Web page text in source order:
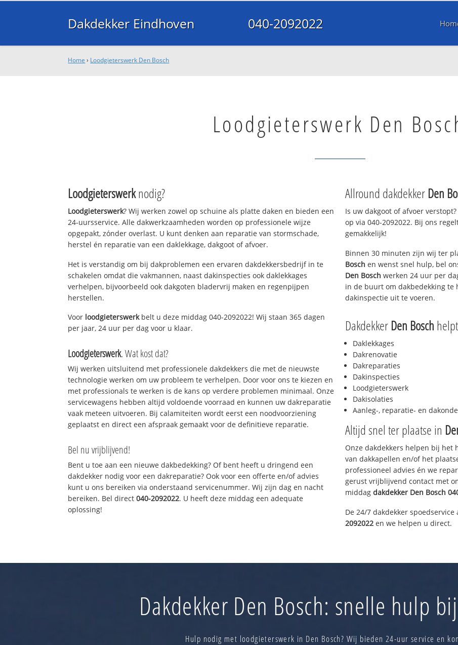
Dakdekker Eindhoven 040-2092022
Home › Loodgieterswerk Den Bosch
Loodgieterswerk Den
Loodgieterswerknodig?
Loodgieterswerk? Wij werken zowel op schuine als platte daken en bieden een
24-uursservice. Alle dakwerkzaamheden worden op professionele wijze
opgepakt, zónder overlast. U kunt denken aan reparatie van stormschade,
herstel én reparatie van een daklekkage, dakgoot of afvoer.
Het is verstandig om bij dakproblemen een ervaren dakdekkersbedrijf in te
schakelen omdat die vakmannen, naast dakinspecties ook daklekkages
verhelpen, bijvoorbeeld ook dakgoten bladervrij maken en regenpijpen
herstellen.
Voor loodgieterswerkbelt u deze middag 040-2092022! Wij staan 365 dagen
per jaar, 24 uur per dag voor u klaar.
Loodgieterswerk. Wat kost dat?
Wij werken uitsluitend met professionele dakdekkers die met de nieuwste
technologie werken om uw probleem te verhelpen. Door voor ons te kiezen en
met professionals te werken is de kans op verdere problemen minimaal. Onze
servicewagens hebben altijd voldoende voorraad en kunnen uw dakreparatie
vaak meteen uitvoeren. Bij calamiteiten wordt eerst een noodvoorziening
geplaatst en direct een afspraak gemaakt voor de definitieve reparatie.
Bel nu vrijblijvend!
Bent u toe aan een nieuwe dakbedekking? Of bent heeft u dringend een
dakdekker nodig voor een dakreparatie? Ook voor een offerte en/of advies
kunt u ons bereiken via onderstaand servicenummer. Wij zijn dag en nacht
bereiken. Bel direct040-2092022. U heeft deze middag een adequate
oplossing!
Allround dakdekker Den
Is uw dakgoot of afvoer
op via 040-2092022. Bij ons
gemakkelijk!
Binnen 30 minuten zijn wij ter
Bosch en wenst snel hulp, bel
Den Bosch werken 24 uur per
in de buurt om dakbedekking te
dakinspectie uit te voeren.
Dakdekker Den Bosch
Daklekkages
Dakrenovatie
Dakreparaties
Dakinspecties
Loodgieterswerk
Dakisolaties
Aanleg-, reparatie- en
Altijd snel ter plaatse in
Onze dakdekkers helpen bij het
van dakkapellen en/of het
professioneel advies én we
gerust vrijblijvend contact met
middag dakdekker Den Bosch
De 24/7 dakdekker
2092022 en we helpen u direct.
Dakdekker Den Bosch: snelle hulp
Hulp nodig met loodgieterswerk in Den Bosch? Wij bieden 24-uur service en